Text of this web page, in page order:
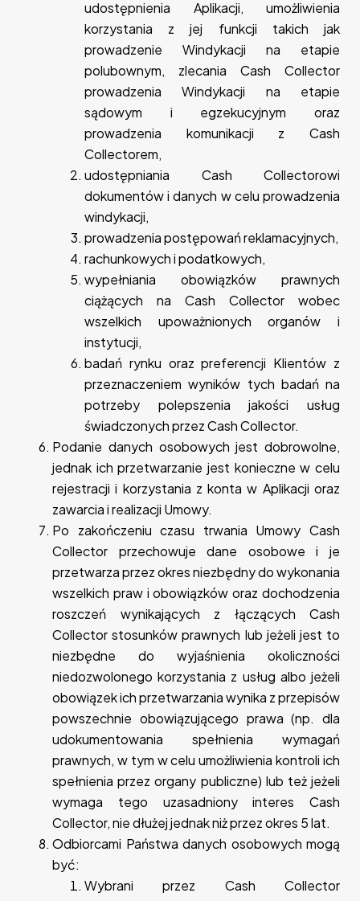
udostępnienia Aplikacji, umożliwienia
korzystania z jej funkcji takich jak
prowadzenie Windykacji na etapie
polubownym, zlecania Cash Collector
prowadzenia Windykacji na etapie
sądowym i egzekucyjnym oraz
prowadzenia komunikacji z Cash
Collectorem,
udostępniania Cash Collectorowi
dokumentów i danych w celu prowadzenia
windykacji,
prowadzenia postępowań reklamacyjnych,
rachunkowych i podatkowych,
wypełniania obowiązków prawnych
ciążących na Cash Collector wobec
wszelkich upoważnionych organów i
instytucji,
badań rynku oraz preferencji Klientów z
przeznaczeniem wyników tych badań na
potrzeby polepszenia jakości usług
świadczonych przez Cash Collector.
Podanie danych osobowych jest dobrowolne,
jednak ich przetwarzanie jest konieczne w celu
rejestracji i korzystania z konta w Aplikacji oraz
zawarcia i realizacji Umowy.
Po zakończeniu czasu trwania Umowy Cash
Collector przechowuje dane osobowe i je
przetwarza przez okres niezbędny do wykonania
wszelkich praw i obowiązków oraz dochodzenia
roszczeń wynikających z łączących Cash
Collector stosunków prawnych lub jeżeli jest to
niezbędne do wyjaśnienia okoliczności
niedozwolonego korzystania z usług albo jeżeli
obowiązek ich przetwarzania wynika z przepisów
powszechnie obowiązującego prawa (np. dla
udokumentowania spełnienia wymagań
prawnych, w tym w celu umożliwienia kontroli ich
spełnienia przez organy publiczne) lub też jeżeli
wymaga tego uzasadniony interes Cash
Collector, nie dłużej jednak niż przez okres 5 lat.
Odbiorcami Państwa danych osobowych mogą
być:
Wybrani przez Cash Collector